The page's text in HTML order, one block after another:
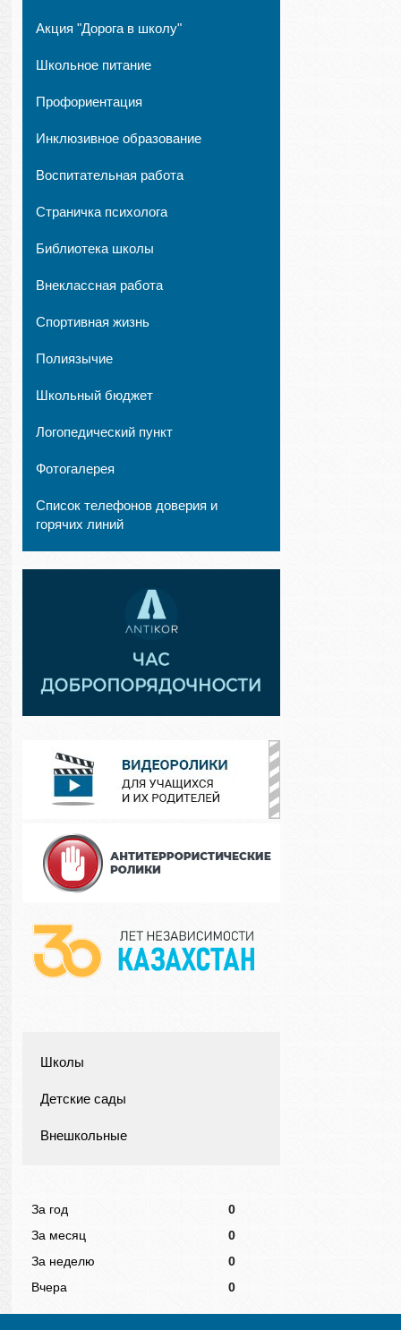
Акция "Дорога в школу"
Школьное питание
Профориентация
Инклюзивное образование
Воспитательная работа
Страничка психолога
Библиотека школы
Внеклассная работа
Спортивная жизнь
Полиязычие
Школьный бюджет
Логопедический пункт
Фотогалерея
Список телефонов доверия и
горячих линий
Школы
Детские сады
Внешкольные
За год
0
За месяц
0
За неделю
0
Вчера
0